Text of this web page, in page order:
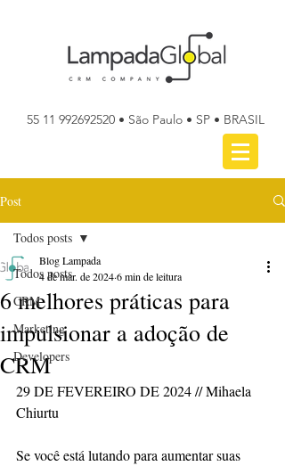
55 11 992692520 • São Paulo • SP • BRASIL
Post
Todos posts
CRM
Marketing
Developers
Todos posts
6 melhores práticas para
impulsionar a adoção de
CRM
Blog Lampada
4 de mar. de 20246 min de leitura
29 DE FEVEREIRO DE 2024 // Mihaela
Chiurtu
Se você está lutando para aumentar suas